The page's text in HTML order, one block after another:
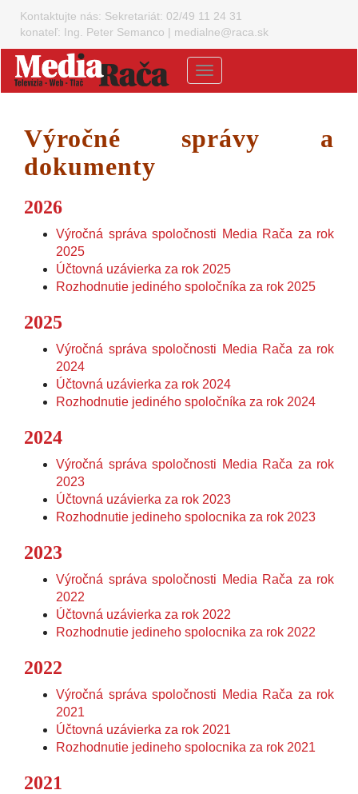
Kontaktujte nás: Sekretariát: 02/49 11 24 31
konateľ: Ing. Peter Semanco | medialne@raca.sk
Menu
Výročné správy a
dokumenty
2026
Výročná správa spoločnosti Media Rača za rok
2025
Účtovná uzávierka za rok 2025
Rozhodnutie jediného spoločníka za rok 2025
2025
Výročná správa spoločnosti Media Rača za rok
2024
Účtovná uzávierka za rok 2024
Rozhodnutie jediného spoločníka za rok 2024
2024
Výročná správa spoločnosti Media Rača za rok
2023
Účtovná uzávierka za rok 2023
Rozhodnutie jedineho spolocnika za rok 2023
2023
Výročná správa spoločnosti Media Rača za rok
2022
Účtovná uzávierka za rok 2022
Rozhodnutie jedineho spolocnika za rok 2022
2022
Výročná správa spoločnosti Media Rača za rok
2021
Účtovná uzávierka za rok 2021
Rozhodnutie jedineho spolocnika za rok 2021
2021